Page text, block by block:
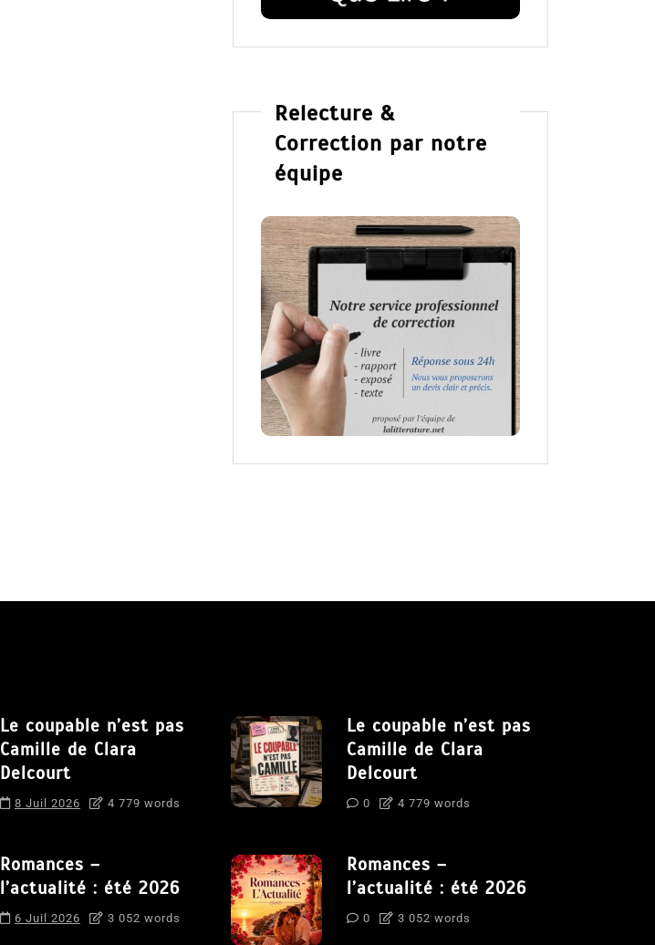
Relecture &
Correction par notre
équipe
Le coupable n’est pas
Camille de Clara
Delcourt
8 Juil 2026 4 779 words
Romances –
l’actualité : été 2026
6 Juil 2026 3 052 words
Le coupable n’est pas
Camille de Clara
Delcourt
0 4 779 words
Romances –
l’actualité : été 2026
0 3 052 words